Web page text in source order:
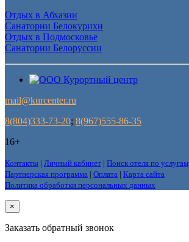
Отдых в Абхазии
Санатории Белокурихи
Отдых в Подмосковье
Санатории Белоруссии
mail@kurcenter.ru
8(804)333-73-20; 8(967)555-86-35
16+
Контакты | Личный кабинет | Поиск отеля по услугам
Партнерская программа | Оплата | Карта сайта
Политика обработки персональных данных
×
Заказать обратный звонок